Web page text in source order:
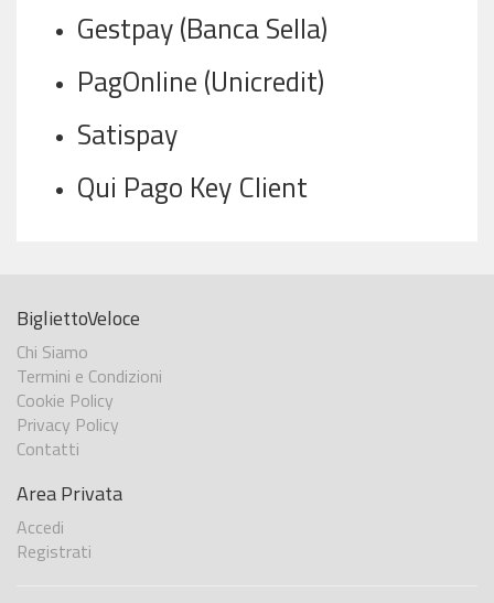
Gestpay (Banca Sella)
PagOnline (Unicredit)
Satispay
Qui Pago Key Client
BigliettoVeloce
Chi Siamo
Termini e Condizioni
Cookie Policy
Privacy Policy
Contatti
Area Privata
Accedi
Registrati